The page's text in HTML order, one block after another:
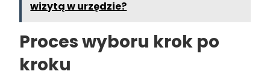
wizytą w urzędzie?
Proces wyboru krok po
kroku